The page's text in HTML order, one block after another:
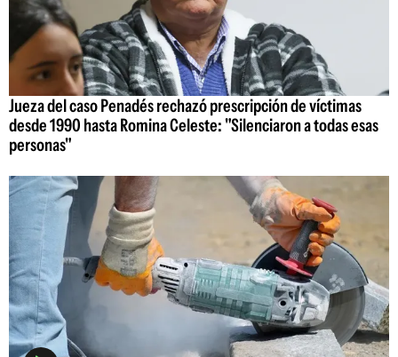
Jueza del caso Penadés rechazó prescripción de víctimas
desde 1990 hasta Romina Celeste: "Silenciaron a todas esas
personas"